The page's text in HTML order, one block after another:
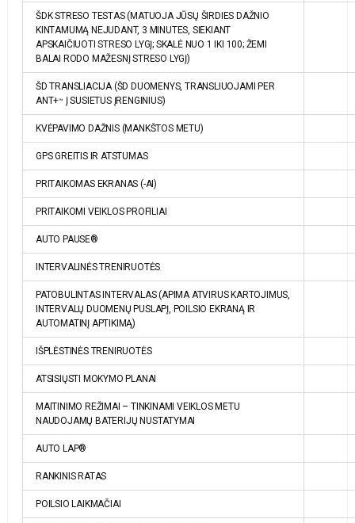
ŠDK STRESO TESTAS (MATUOJA JŪSŲ ŠIRDIES DAŽNIO
KINTAMUMĄ NEJUDANT, 3 MINUTES, SIEKIANT
APSKAIČIUOTI STRESO LYGĮ; SKALĖ NUO 1 IKI 100; ŽEMI
BALAI RODO MAŽESNĮ STRESO LYGĮ)
ŠD TRANSLIACIJA (ŠD DUOMENYS, TRANSLIUOJAMI PER
ANT+™ Į SUSIETUS ĮRENGINIUS)
KVĖPAVIMO DAŽNIS (MANKŠTOS METU)
GPS GREITIS IR ATSTUMAS
PRITAIKOMAS EKRANAS (-AI)
PRITAIKOMI VEIKLOS PROFILIAI
AUTO PAUSE®
INTERVALINĖS TRENIRUOTĖS
PATOBULINTAS INTERVALAS (APIMA ATVIRUS KARTOJIMUS,
INTERVALŲ DUOMENŲ PUSLAPĮ, POILSIO EKRANĄ IR
AUTOMATINĮ APTIKIMĄ)
IŠPLĖSTINĖS TRENIRUOTĖS
ATSISIŲSTI MOKYMO PLANAI
MAITINIMO REŽIMAI – TINKINAMI VEIKLOS METU
NAUDOJAMŲ BATERIJŲ NUSTATYMAI
AUTO LAP®
RANKINIS RATAS
POILSIO LAIKMAČIAI